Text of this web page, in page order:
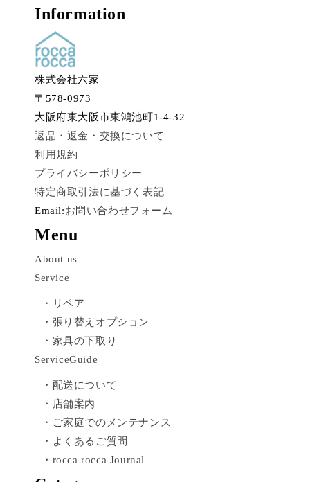
Information
株式会社六家
〒578-0973
大阪府東大阪市東鴻池町1-4-32
返品・返金・交換について
利用規約
プライバシーポリシー
特定商取引法に基づく表記
Email:お問い合わせフォーム
Menu
About us
Service
・リペア
・張り替えオプション
・家具の下取り
ServiceGuide
・配送について
・店舗案内
・ご家庭でのメンテナンス
・よくあるご質問
・rocca rocca Journal